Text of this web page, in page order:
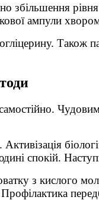
збільшення
ампули
Також
спокій.
з кислого